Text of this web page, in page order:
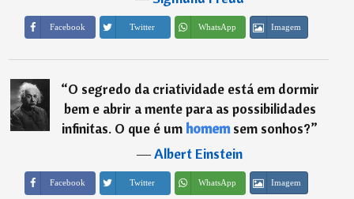
Facebook Twitter WhatsApp Imagem
“O segredo da criatividade está em dormir
bem e abrir a mente para as possibilidades
infinitas. O que é um homemsem sonhos?”
―Albert Einstein
Facebook Twitter WhatsApp Imagem